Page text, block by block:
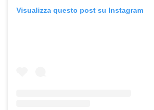
Visualizza questo post su Instagram